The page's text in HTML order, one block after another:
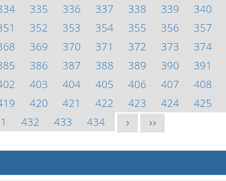
335 336 337 338 339 340
352 353 354 355 356 357
369 370 371 372 373 374
386 387 388 389 390 391
403 404 405 406 407 408
420 421 422 423 424 425
432 433 434 > >>